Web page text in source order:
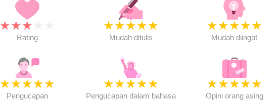
★★★
Rating
★★★★★
Mudah ditulis
★★★★★
Mudah diingat
★★★★★
Pengucapan
★★★★★
Pengucapan dalam bahasa
★★★★★
Opini orang asing